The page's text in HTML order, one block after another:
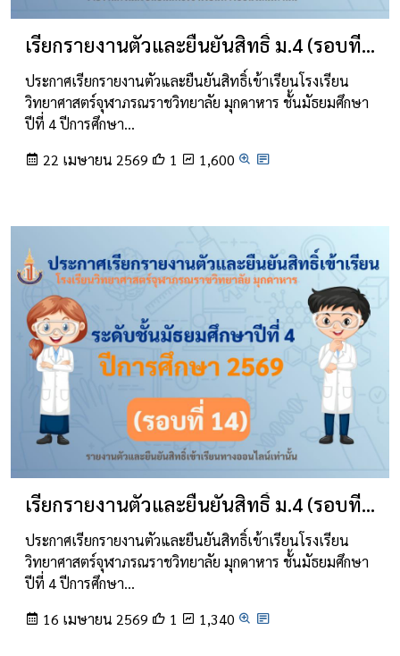
เรียกรายงานตัวและยืนยันสิทธิ์ ม.4 (รอบที่ 15)
ประกาศเรียกรายงานตัวและยืนยันสิทธิ์เข้าเรียนโรงเรียน
วิทยาศาสตร์จุฬาภรณราชวิทยาลัย มุกดาหาร ชั้นมัธยมศึกษา
ปีที่ 4 ปีการศึกษา…
22 เมษายน 2569
1 1,600
เรียกรายงานตัวและยืนยันสิทธิ์ ม.4 (รอบที่ 14)
ประกาศเรียกรายงานตัวและยืนยันสิทธิ์เข้าเรียนโรงเรียน
วิทยาศาสตร์จุฬาภรณราชวิทยาลัย มุกดาหาร ชั้นมัธยมศึกษา
ปีที่ 4 ปีการศึกษา…
16 เมษายน 2569
1 1,340